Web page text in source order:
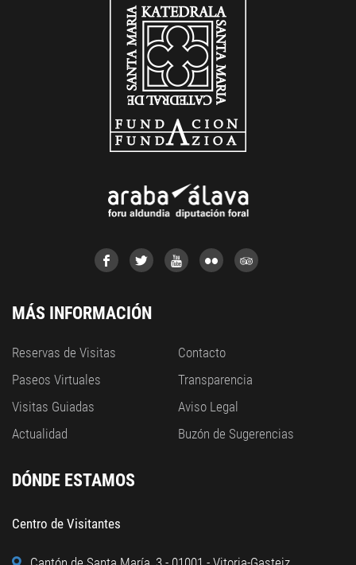
MÁS INFORMACIÓN
Reservas de Visitas
Paseos Virtuales
Visitas Guiadas
Actualidad
Contacto
Transparencia
Aviso Legal
Buzón de Sugerencias
DÓNDE ESTAMOS
Centro de Visitantes